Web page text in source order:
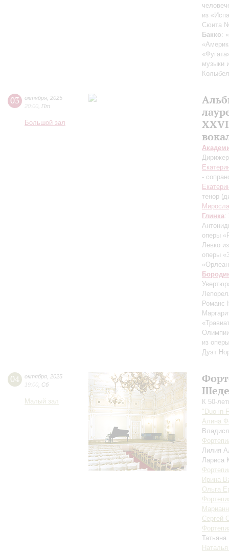
из
Сюита
Бакко:
музыки
03 октября 2025
20:00 Пт
Большой зал
-
тенор
Глинка:
оперы
Левко
оперы
Романс
из
Дуэт
04 октября 2025
19:00 Сб
Малый зал
К 50-
"Duo in
Алина
Лилия
Лариса
Ирина
Ольга
Сергей